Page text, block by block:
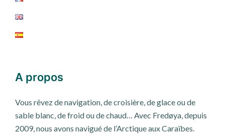
A propos
Vous rêvez de navigation, de croisière, de glace ou de
sable blanc, de froid ou de chaud… Avec Fredøya, depuis
2009, nous avons navigué de l’Arctique aux Caraïbes.